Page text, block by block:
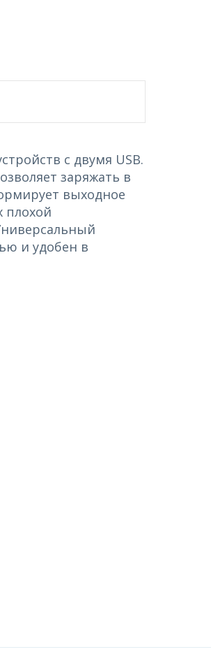
с двумя USB.
заряжать в
выходное
плохой
и удобен в